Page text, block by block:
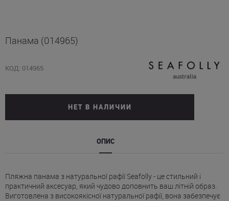
Панама (014965)
КОД: 014965
НЕТ В НАЛИЧИИ
ОПИС
Пляжна панама з натуральної рафії Seafolly - це стильний і
практичний аксесуар, який чудово доповнить ваш літній образ.
Виготовлена з високоякісної натуральної рафії, вона забезпечує